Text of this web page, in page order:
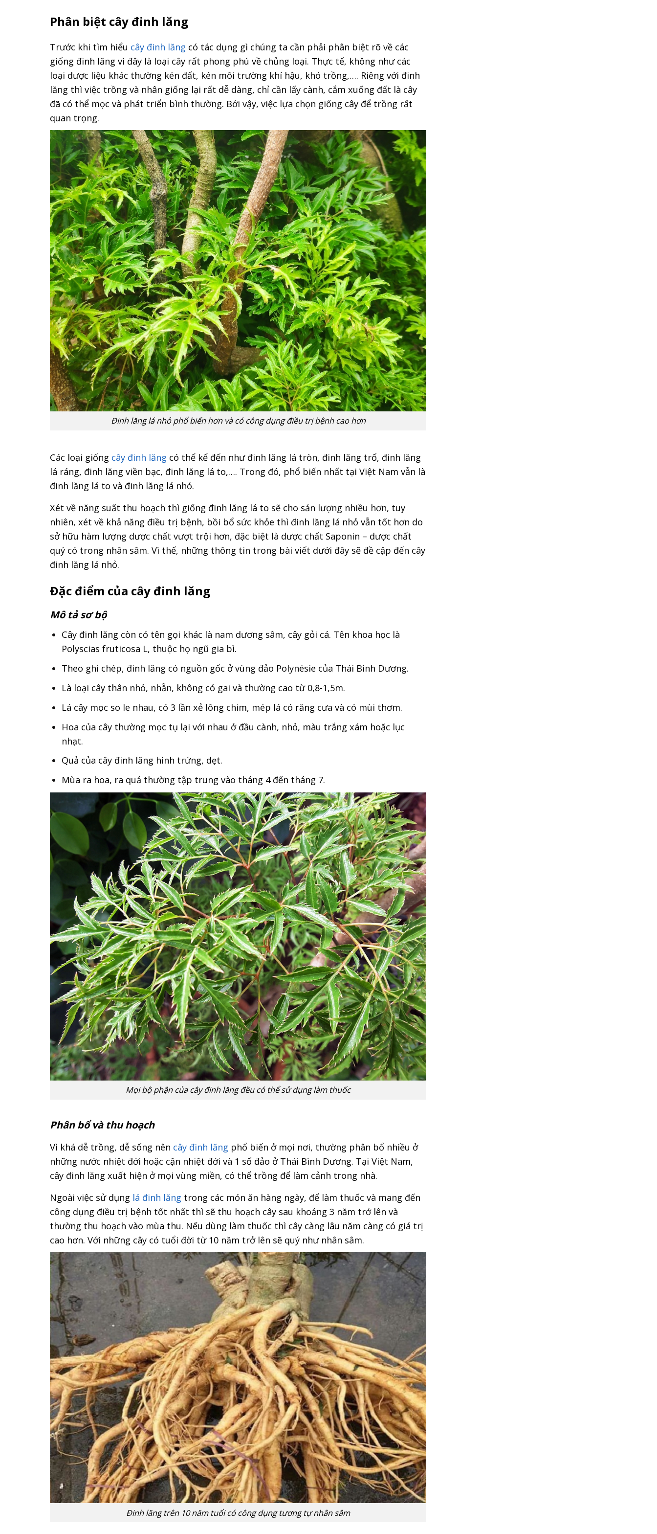
Phân biệt cây đinh lăng
Trước khi tìm hiểu cây đinh lăng có tác dụng gì chúng ta cần phải phân biệt rõ về các
giống đinh lăng vì đây là loại cây rất phong phú về chủng loại. Thực tế, không như các
loại dược liệu khác thường kén đất, kén môi trường khí hậu, khó trồng,…. Riêng với đinh
lăng thì việc trồng và nhân giống lại rất dễ dàng, chỉ cần lấy cành, cắm xuống đất là cây
đã có thể mọc và phát triển bình thường. Bởi vậy, việc lựa chọn giống cây để trồng rất
quan trọng.
Đinh lăng lá nhỏ phổ biến hơn và có công dụng điều trị bệnh cao hơn
Các loại giống cây đinh lăng có thể kể đến như đinh lăng lá tròn, đinh lăng trổ, đinh lăng
lá ráng, đinh lăng viền bạc, đinh lăng lá to,…. Trong đó, phổ biến nhất tại Việt Nam vẫn là
đinh lăng lá to và đinh lăng lá nhỏ.
Xét về năng suất thu hoạch thì giống đinh lăng lá to sẽ cho sản lượng nhiều hơn, tuy
nhiên, xét về khả năng điều trị bệnh, bồi bổ sức khỏe thì đinh lăng lá nhỏ vẫn tốt hơn do
sở hữu hàm lượng dược chất vượt trội hơn, đặc biệt là dược chất Saponin – dược chất
quý có trong nhân sâm. Vì thế, những thông tin trong bài viết dưới đây sẽ đề cập đến cây
đinh lăng lá nhỏ.
Đặc điểm của cây đinh lăng
Mô tả sơ bộ
Cây đinh lăng còn có tên gọi khác là nam dương sâm, cây gỏi cá. Tên khoa học là
Polyscias fruticosa L, thuộc họ ngũ gia bì.
Theo ghi chép, đinh lăng có nguồn gốc ở vùng đảo Polynésie của Thái Bình Dương.
Là loại cây thân nhỏ, nhẵn, không có gai và thường cao từ 0,8-1,5m.
Lá cây mọc so le nhau, có 3 lần xẻ lông chim, mép lá có răng cưa và có mùi thơm.
Hoa của cây thường mọc tụ lại với nhau ở đầu cành, nhỏ, màu trắng xám hoặc lục
nhạt.
Quả của cây đinh lăng hình trứng, dẹt.
Mùa ra hoa, ra quả thường tập trung vào tháng 4 đến tháng 7.
Mọi bộ phận của cây đinh lăng đều có thể sử dụng làm thuốc
Phân bổ và thu hoạch
Vì khá dễ trồng, dễ sống nên cây đinh lăng phổ biến ở mọi nơi, thường phân bổ nhiều ở
những nước nhiệt đới hoặc cận nhiệt đới và 1 số đảo ở Thái Bình Dương. Tại Việt Nam,
cây đinh lăng xuất hiện ở mọi vùng miền, có thể trồng để làm cảnh trong nhà.
Ngoài việc sử dụng lá đinh lăng trong các món ăn hàng ngày, để làm thuốc và mang đến
công dụng điều trị bệnh tốt nhất thì sẽ thu hoạch cây sau khoảng 3 năm trở lên và
thường thu hoạch vào mùa thu. Nếu dùng làm thuốc thì cây càng lâu năm càng có giá trị
cao hơn. Với những cây có tuổi đời từ 10 năm trở lên sẽ quý như nhân sâm.
Đinh lăng trên 10 năm tuổi có công dụng tương tự nhân sâm